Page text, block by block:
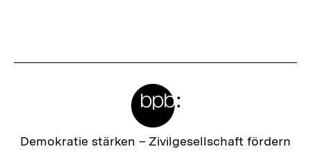
Zur
Demokratie stärken – Zivilgesellschaft fördern